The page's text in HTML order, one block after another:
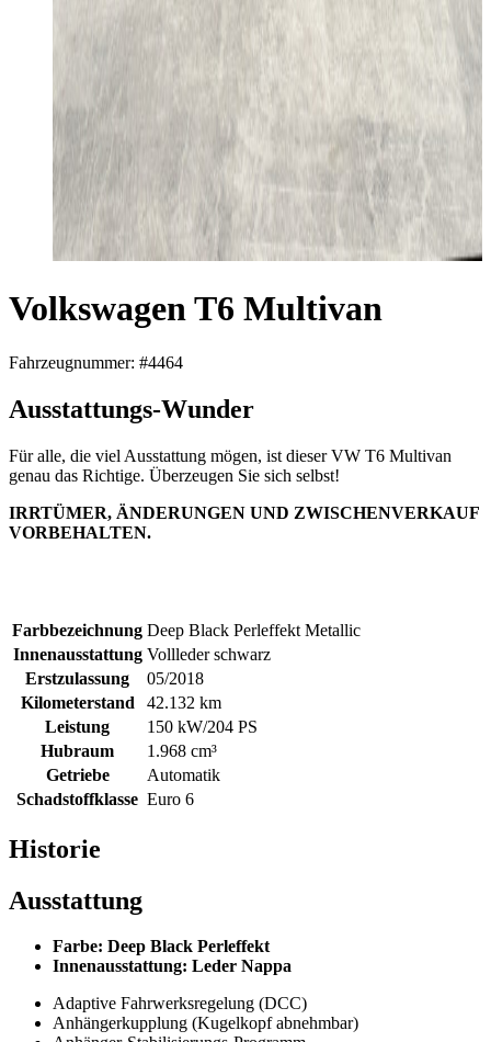
Volkswagen T6 Multivan
Fahrzeugnummer: #4464
Ausstattungs-Wunder
Für alle, die viel Ausstattung mögen, ist dieser VW T6 Multivan
genau das Richtige. Überzeugen Sie sich selbst!
IRRTÜMER, ÄNDERUNGEN UND ZWISCHENVERKAUF
VORBEHALTEN.
Farbbezeichnung Deep Black Perleffekt Metallic
Innenausstattung Vollleder schwarz
Erstzulassung
05/2018
Kilometerstand
42.132 km
Leistung
150 kW/204 PS
Hubraum
1.968 cm³
Getriebe
Automatik
Schadstoffklasse Euro 6
Historie
Ausstattung
Farbe: Deep Black Perleffekt
Innenausstattung: Leder Nappa
Adaptive Fahrwerksregelung (DCC)
Anhängerkupplung (Kugelkopf abnehmbar)